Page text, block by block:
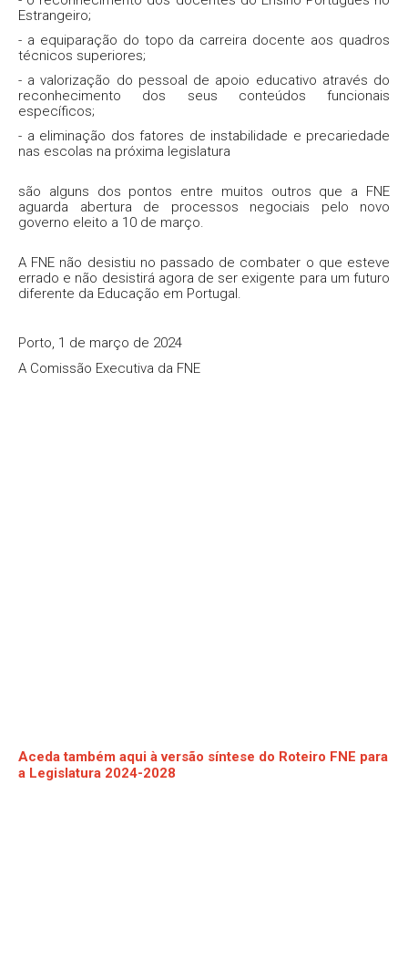
Estrangeiro;
- a equiparação do topo da carreira docente aos quadros
técnicos superiores;
- a valorização do pessoal de apoio educativo através do
reconhecimento dos seus conteúdos funcionais
específicos;
- a eliminação dos fatores de instabilidade e precariedade
nas escolas na próxima legislatura
são alguns dos pontos entre muitos outros que a FNE
aguarda abertura de processos negociais pelo novo
governo eleito a 10 de março.
A FNE não desistiu no passado de combater o que esteve
errado e não desistirá agora de ser exigente para um futuro
diferente da Educação em Portugal.
Porto, 1 de março de 2024
A Comissão Executiva da FNE
Aceda também aqui à versão síntese do Roteiro FNE para
a Legislatura 2024-2028